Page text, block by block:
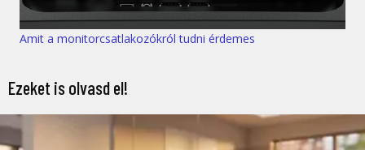
Amit a monitorcsatlakozókról tudni érdemes
Ezeket is olvasd el!